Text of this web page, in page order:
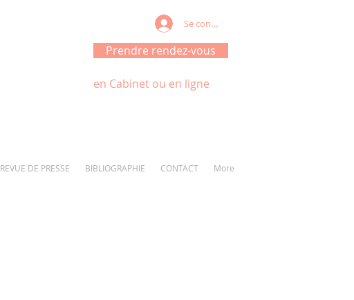
Se connecter
Prendre rendez-vous
REVUE DE PRESSE BIBLIOGRAPHIE CONTACT More
en Cabinet ou en ligne